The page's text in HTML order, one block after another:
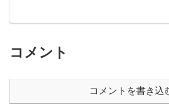
コメント
コメントを書き込